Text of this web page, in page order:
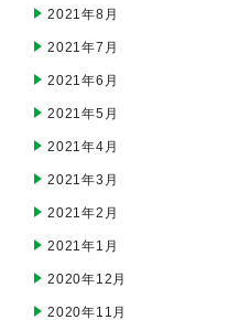
2021年8月
2021年7月
2021年6月
2021年5月
2021年4月
2021年3月
2021年2月
2021年1月
2020年12月
2020年11月